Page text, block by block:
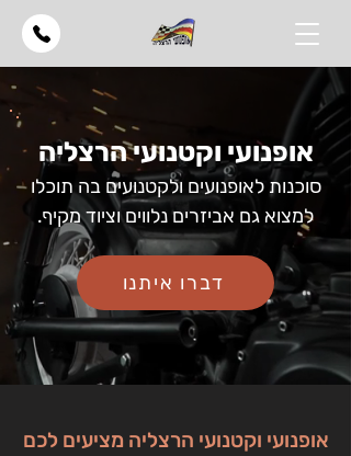
אופנועי וקטנועי הרצליה
סוכנות לאופנועים ולקטנועים בה תוכלו
למצוא גם אביזרים נלווים וציוד מקיף.
דברו איתנו
אופנועי וקטנועי הרצליה מציעים לכם